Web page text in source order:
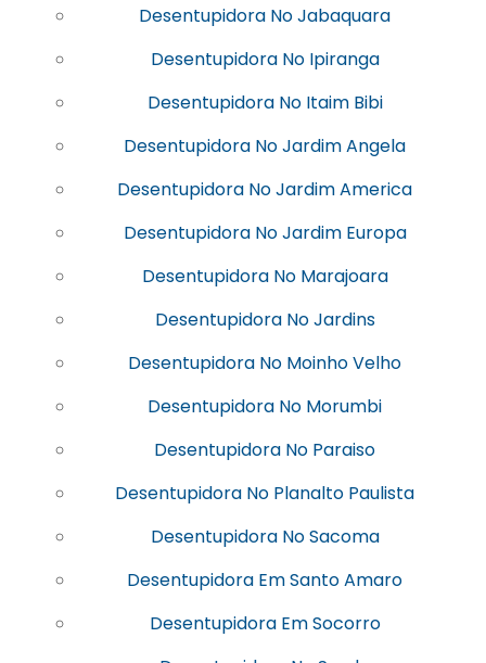
Desentupidora No Jabaquara
Desentupidora No Ipiranga
Desentupidora No Itaim Bibi
Desentupidora No Jardim Angela
Desentupidora No Jardim America
Desentupidora No Jardim Europa
Desentupidora No Marajoara
Desentupidora No Jardins
Desentupidora No Moinho Velho
Desentupidora No Morumbi
Desentupidora No Paraiso
Desentupidora No Planalto Paulista
Desentupidora No Sacoma
Desentupidora Em Santo Amaro
Desentupidora Em Socorro